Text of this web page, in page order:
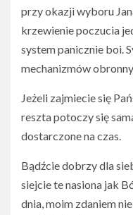
przy okazji wyboru
krzewienie poczucia
system panicznie boi.
mechanizmów
Jeżeli zajmiecie się
reszta potoczy się
dostarczone na czas.
Bądźcie dobrzy dla
siejcie te nasiona jak
dnia, moim zdaniem